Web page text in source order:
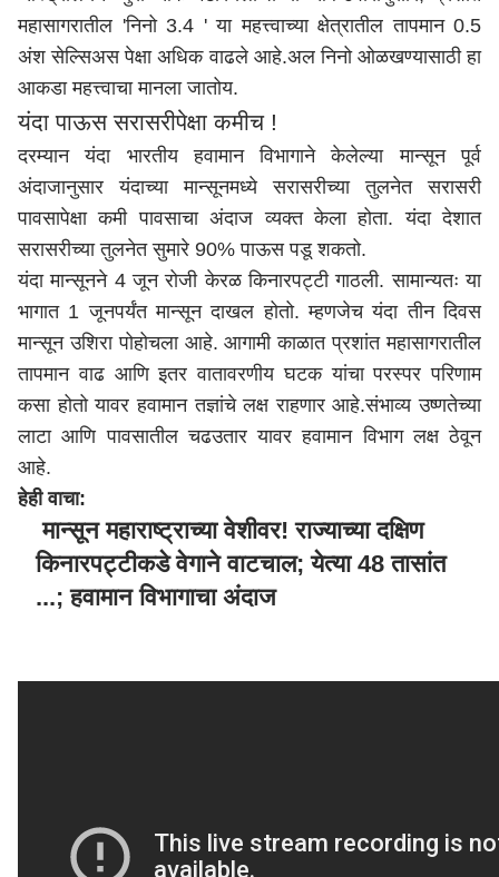
महासागरातील 'निनो 3.4 ' या महत्त्वाच्या क्षेत्रातील तापमान 0.5
अंश सेल्सिअस पेक्षा अधिक वाढले आहे.अल निनो ओळखण्यासाठी हा
आकडा महत्त्वाचा मानला जातोय.
यंदा पाऊस सरासरीपेक्षा कमीच !
दरम्यान यंदा भारतीय हवामान विभागाने केलेल्या मान्सून पूर्व
अंदाजानुसार यंदाच्या मान्सूनमध्ये सरासरीच्या तुलनेत सरासरी
पावसापेक्षा कमी पावसाचा अंदाज व्यक्त केला होता. यंदा देशात
सरासरीच्या तुलनेत सुमारे 90% पाऊस पडू शकतो.
यंदा मान्सूनने 4 जून रोजी केरळ किनारपट्टी गाठली. सामान्यतः या
भागात 1 जूनपर्यंत मान्सून दाखल होतो. म्हणजेच यंदा तीन दिवस
मान्सून उशिरा पोहोचला आहे. आगामी काळात प्रशांत महासागरातील
तापमान वाढ आणि इतर वातावरणीय घटक यांचा परस्पर परिणाम
कसा होतो यावर हवामान तज्ञांचे लक्ष राहणार आहे.संभाव्य उष्णतेच्या
लाटा आणि पावसातील चढउतार यावर हवामान विभाग लक्ष ठेवून
आहे.
हेही वाचा:
मान्सून महाराष्ट्राच्या वेशीवर! राज्याच्या दक्षिण
किनारपट्टीकडे वेगाने वाटचाल; येत्या 48 तासांत
...; हवामान विभागाचा अंदाज